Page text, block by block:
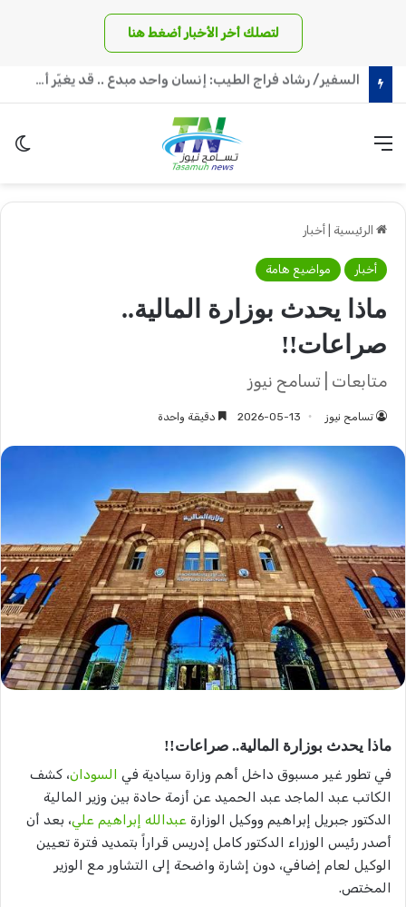
لتصلك أخر الأخبار أضغط هنا
د. ياسر محجوب الحسين: حكومة الظل بالمقلوب
القائمة
الرئيسية أخبار
أخبار مواضيع هامة
ماذا يحدث بوزارة المالية..
صراعات!!
متابعات | تسامح نيوز
تسامح نيوز 2026-05-13 دقيقة واحدة
ماذا يحدث بوزارة المالية.. صراعات!!
في تطور غير مسبوق داخل أهم وزارة سيادية في السودان، كشف
الكاتب عبد الماجد عبد الحميد عن أزمة حادة بين وزير المالية
الدكتور جبريل إبراهيم ووكيل الوزارة عبدالله إبراهيم علي، بعد أن
أصدر رئيس الوزراء الدكتور كامل إدريس قراراً بتمديد فترة تعيين
الوكيل لعام إضافي، دون إشارة واضحة إلى التشاور مع الوزير
المختص.